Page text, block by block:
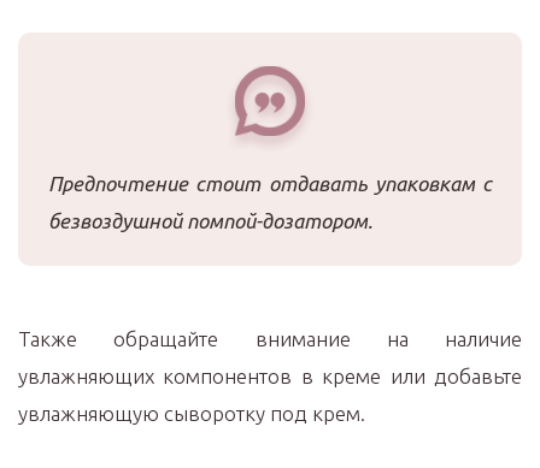
Предпочтение стоит отдавать упаковкам с
безвоздушной помпой-дозатором.
Также обращайте внимание на наличие
увлажняющих компонентов в креме или добавьте
увлажняющую сыворотку под крем.